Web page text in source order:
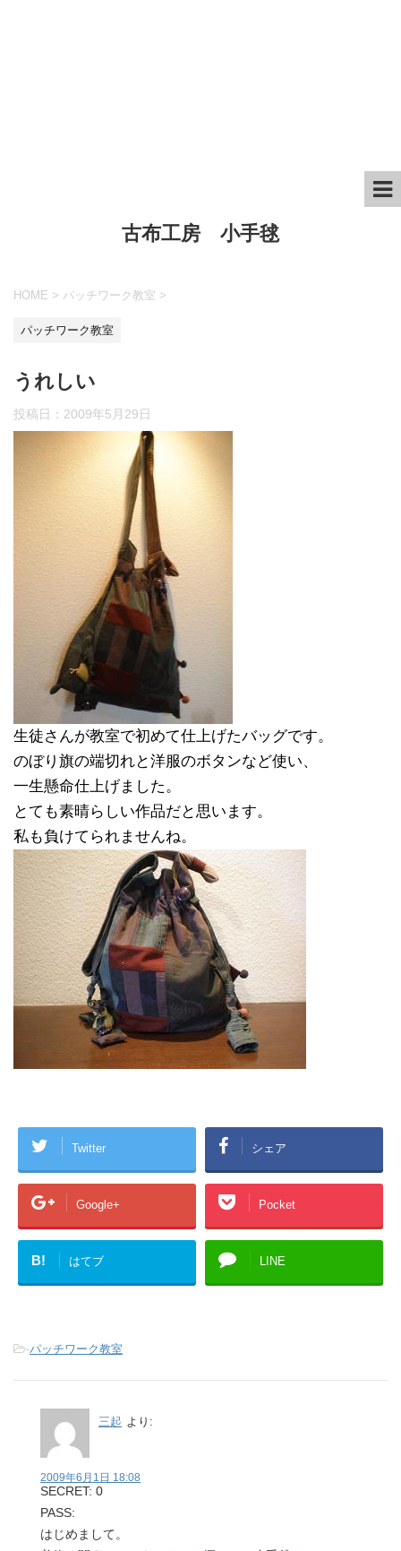
古布工房 小手毬
HOME > パッチワーク教室 >
パッチワーク教室
うれしい
投稿日： 2009年5月29日
生徒さんが教室で初めて仕上げたバッグです。
のぼり旗の端切れと洋服のボタンなど使い、
一生懸命仕上げました。
とても素晴らしい作品だと思います。
私も負けてられませんね。
Twitter シェア
Google+ Pocket
B! はてブ LINE
-パッチワーク教室
三起 より:
2009年6月1日 18:08
SECRET: 0
PASS:
はじめまして。